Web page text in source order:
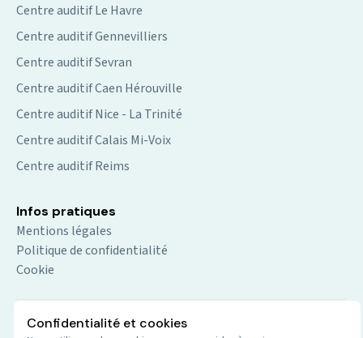
Confidentialité et cookies
Infos pratiques
Mentions légales
Politique de confidentialité
Cookie
Centre auditif Le Havre
Centre auditif Gennevilliers
Centre auditif Sevran
Centre auditif Caen Hérouville
Centre auditif Nice - La Trinité
Centre auditif Calais Mi-Voix
Centre auditif Reims